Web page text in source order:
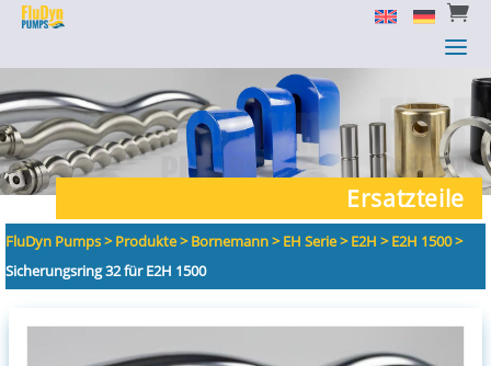

a

a
Ersatzteile
FluDyn Pumps>Produkte>Bornemann>EH Serie>E2H >E2H 1500>
Sicherungsring 32 für E2H 1500